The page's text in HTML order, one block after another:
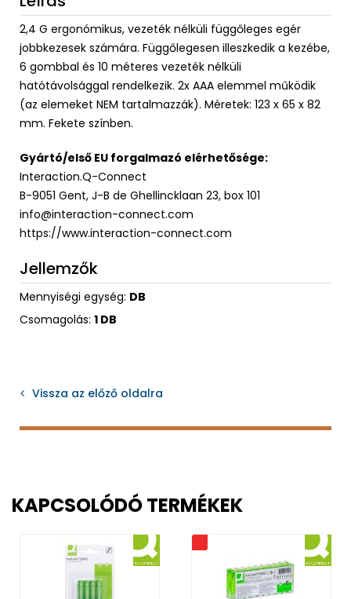
2,4 G ergonómikus, vezeték nélküli függőleges egér
jobbkezesek számára. Függőlegesen illeszkedik a kezébe,
6 gombbal és 10 méteres vezeték nélküli
hatótávolsággal rendelkezik. 2x AAA elemmel működik
(az elemeket NEM tartalmazzák). Méretek: 123 x 65 x 82
mm. Fekete színben.
Gyártó/első EU forgalmazó elérhetősége:
Interaction.Q-Connect
B-9051 Gent, J-B de Ghellincklaan 23, box 101
info@interaction-connect.com
https://www.interaction-connect.com
Jellemzők
Mennyiségi egység: DB
Csomagolás: 1 DB
Vissza az előző oldalra
KAPCSOLÓDÓ TERMÉKEK
Akciós